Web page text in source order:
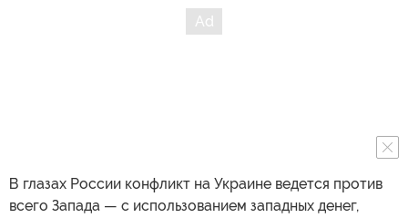
В глазах России конфликт на Украине ведется против
всего Запада — с использованием западных денег,